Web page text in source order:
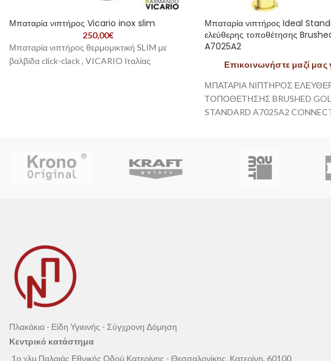
Μπαταρία νιπτήρος Vicario inox slim
250,00€
Μπαταρία νιπτήρος θερμομικτική SLIM με
βαλβίδα click-clack , VICARIO Ιταλίας
Μπαταρία νιπτήρος Ideal
ελεύθερης τοποθέτησης
A7025A2
Επικοινωνήστε μαζί μας
ΜΠΑΤΑΡΙΑ ΝΙΠΤΗΡΟΣ
ΤΟΠΟΘΕΤΗΣΗΣ BRUSHED
STANDARD A7025A2
Πλακάκια - Είδη Υγιεινής - Σύγχρονη Δόμηση
Κεντρικό κατάστημα
1ο χλμ Παλαιάς Εθνικής Οδού Κατερίνης - Θεσσαλονίκης, Κατερίνη, 60100